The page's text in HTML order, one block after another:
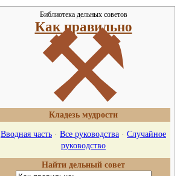
Библиотека дельных советов
Как правильно
⚒
Кладезь мудрости
Вводная часть · Все руководства · Случайное
руководство
Найти дельный совет